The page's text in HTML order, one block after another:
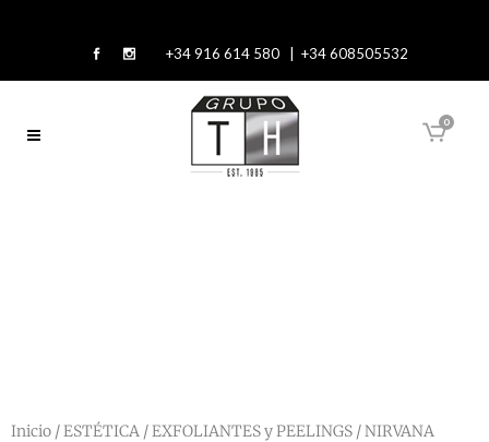
+34 916 614 580 | +34 608505532
0
Inicio /ESTÉTICA /EXFOLIANTES y PEELINGS / NIRVANA